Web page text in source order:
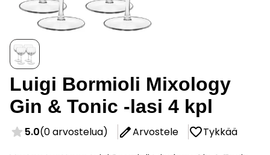
Luigi Bormioli Mixology
Gin & Tonic -lasi 4 kpl
5.0(0 arvostelua) Arvostele
Tykkää